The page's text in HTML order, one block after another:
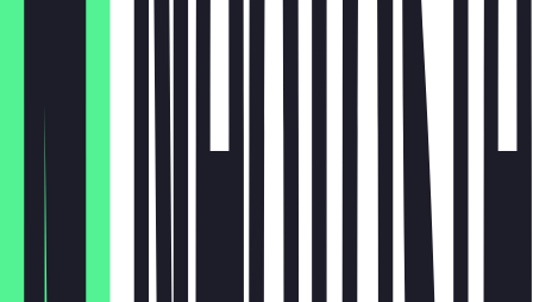
Croissant
€ 1,90
Oliven
€ 3,50